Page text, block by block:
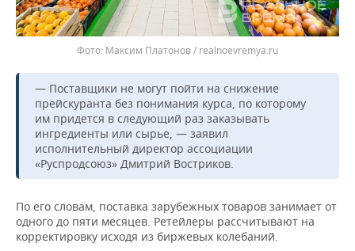
Максим Платонов / realnoevremya.ru
— Поставщики не могут пойти на снижение
прейскуранта без понимания курса, по которому
им придется в следующий раз заказывать
ингредиенты или сырье, — заявил
исполнительный директор ассоциации
«Руспродсоюз» Дмитрий Востриков.
По его словам, поставка зарубежных товаров занимает от
одного до пяти месяцев. Ретейлеры рассчитывают на
корректировку исходя из биржевых колебаний.